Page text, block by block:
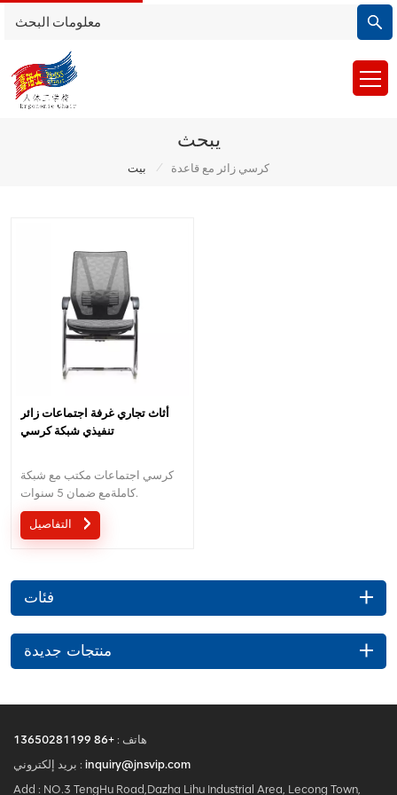
يبحث
بيت / كرسي زائر مع قاعدة
أثاث تجاري غرفة اجتماعات زائر
تنفيذي شبكة كرسي
كرسي اجتماعات مكتب مع شبكة
كاملةمع ضمان 5 سنوات.
فئات
منتجات جديدة
هاتف : +86 13650281199
بريد إلكتروني : inquiry@jnsvip.com
Add : NO.3 TengHu Road,Dazha Lihu Industrial Area, Lecong Town,